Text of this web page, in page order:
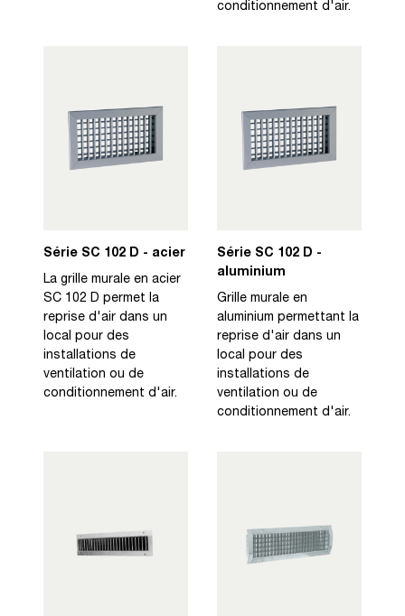
conditionnement d'air.
Série SC 102 D - acier
La grille murale en acier
SC 102 D permet la
reprise d'air dans un
local pour des
installations de
ventilation ou de
conditionnement d'air.
Série SC 102 D -
aluminium
Grille murale en
aluminium permettant la
reprise d'air dans un
local pour des
installations de
ventilation ou de
conditionnement d'air.